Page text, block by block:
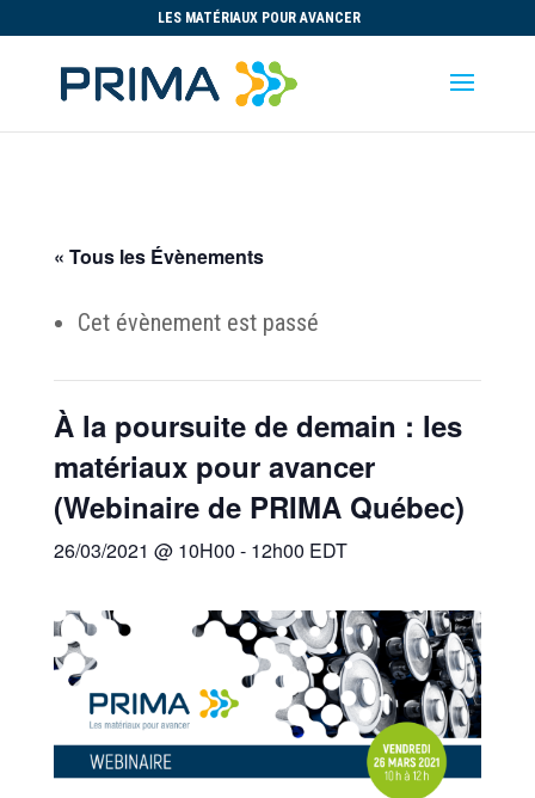
LES MATÉRIAUX POUR AVANCER
« Tous les Évènements
Cet évènement est passé
À la poursuite de demain : les
matériaux pour avancer
(Webinaire de PRIMA Québec)
26/03/2021 @ 10H00 - 12h00 EDT